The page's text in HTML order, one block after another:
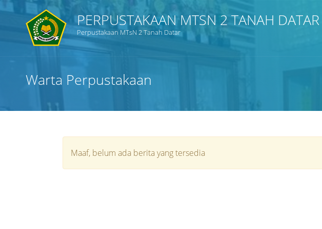
PERPUSTAKAAN MTSN 2 TANAH DATAR
Perpustakaan MTsN 2 Tanah Datar
Warta Perpustakaan
Maaf, belum ada berita yang tersedia